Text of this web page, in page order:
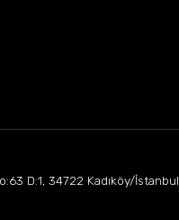
D:1, 34722 Kadıköy/İstanbul